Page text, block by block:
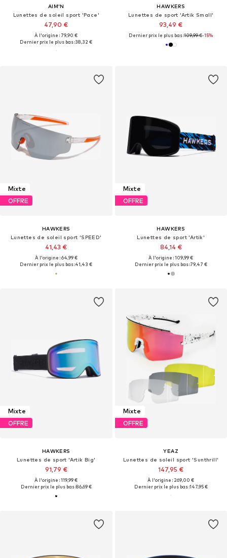
AIM'N
Lunettes de soleil sport 'Pace'
47,90 €
À l'origine : 79,90 €
Dernier prix le plus bas :38,32 €
HAWKERS
Lunettes de sport 'Artik Small'
93,49 €
Dernier prix le plus bas :109,99 €-15%
Mixte
OFFRE
HAWKERS
Lunettes de soleil sport 'SPEED'
41,43 €
À l'origine : 64,99 €
Dernier prix le plus bas :41,43 €
Mixte
OFFRE
HAWKERS
Lunettes de sport 'Artik'
84,14 €
À l'origine : 109,99 €
Dernier prix le plus bas :79,47 €
Mixte
OFFRE
HAWKERS
Lunettes de sport 'Artik Big'
91,79 €
À l'origine : 119,99 €
Dernier prix le plus bas :86,69 €
Mixte
OFFRE
YEAZ
Lunettes de soleil sport 'Sunthrill'
147,95 €
À l'origine : 269,00 €
Dernier prix le plus bas :147,95 €